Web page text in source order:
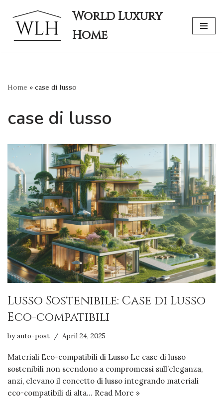
Skip
to
World Luxury
Home
Home » case di lusso
case di lusso
Lusso Sostenibile: Case di Lusso
Eco-compatibili
byauto-post April 24, 2025
Materiali Eco-compatibili di Lusso Le case di lusso
sostenibili non scendono a compromessi sull’eleganza,
anzi, elevano il concetto di lusso integrando materiali
eco-compatibili di alta… Read More »